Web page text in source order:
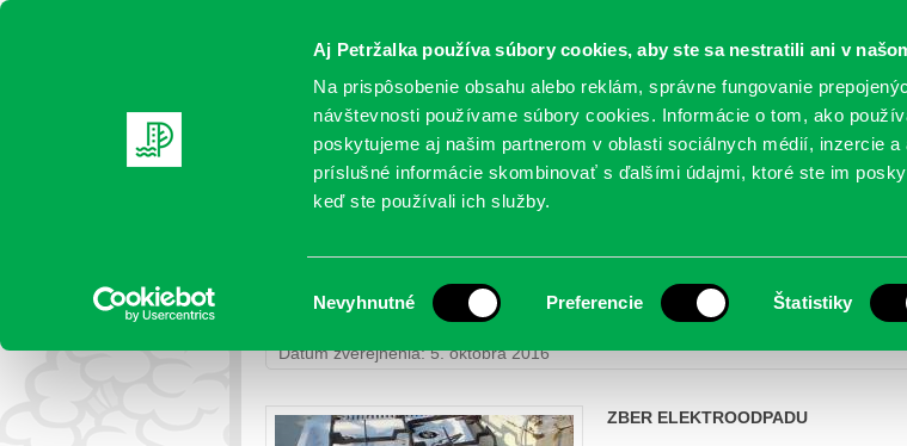
Aj Petržalka používa súbory cookies, aby ste sa nestratili ani v
Na prispôsobenie obsahu alebo reklám, správne fungovanie
návštevnosti používame súbory cookies. Informácie o tom, ako
poskytujeme aj našim partnerom v oblasti sociálnych médií, inzercie
príslušné informácie skombinovať s ďalšími údajmi, ktoré ste im
keď ste používali ich služby.
súhlasu
Nevyhnutné Preferencie Štatistiky
Oficiálne stránky
AKTUALITY SAMOSPRÁVA ORGANIZÁCIE OBLASTI NOVINY MAPY
Jesenné upratovanie ešte neskončilo
Petržalka>Život v samospráve
> Jesenné upratovanie ešte neskončilo
Dátum zverejnenia: 5. októbra 2016
ZBER ELEKTROODPADU